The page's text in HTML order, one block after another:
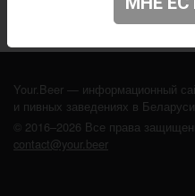
Your.Beer — информационный
и пивных заведениях в
© 2016–2026 Все права
contact@your.beer